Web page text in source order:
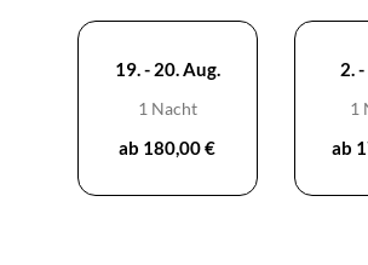
Traumland dienen ein großes
Schlafzimmer mit einem Stockbett.
19. - 20. Aug.
1 Nacht
ab 180,00 €
2. -
1
ab